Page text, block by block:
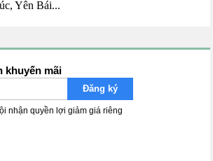
Yên Bái...
khuyến mãi
Đăng ký
nhận quyền lợi giảm giá riêng